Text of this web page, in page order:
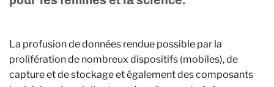
La profusion de données rendue possible par la
prolifération de nombreux dispositifs (mobiles), de
capture et de stockage et également des composants